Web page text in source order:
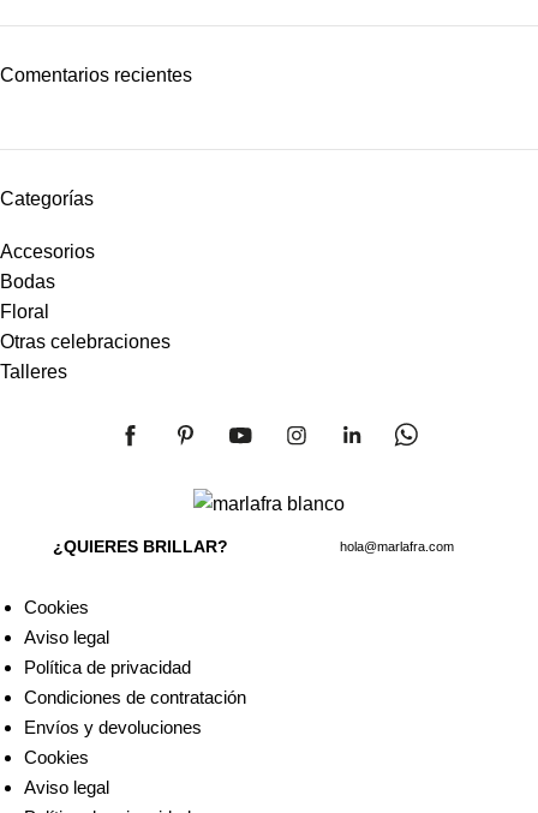
Comentarios recientes
Categorías
Accesorios
Bodas
Floral
Otras celebraciones
Talleres
¿QUIERES BRILLAR? hola@marlafra.com
Cookies
Aviso legal
Política de privacidad
Condiciones de contratación
Envíos y devoluciones
Cookies
Aviso legal